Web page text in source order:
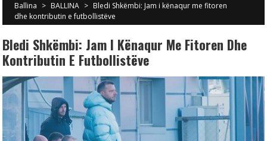
Ballina > BALLINA > Bledi Shkëmbi: Jam i kënaqur me fitoren
dhe kontributin e futbollistëve
Bledi Shkëmbi: Jam I Kënaqur Me Fitoren Dhe
Kontributin E Futbollistëve